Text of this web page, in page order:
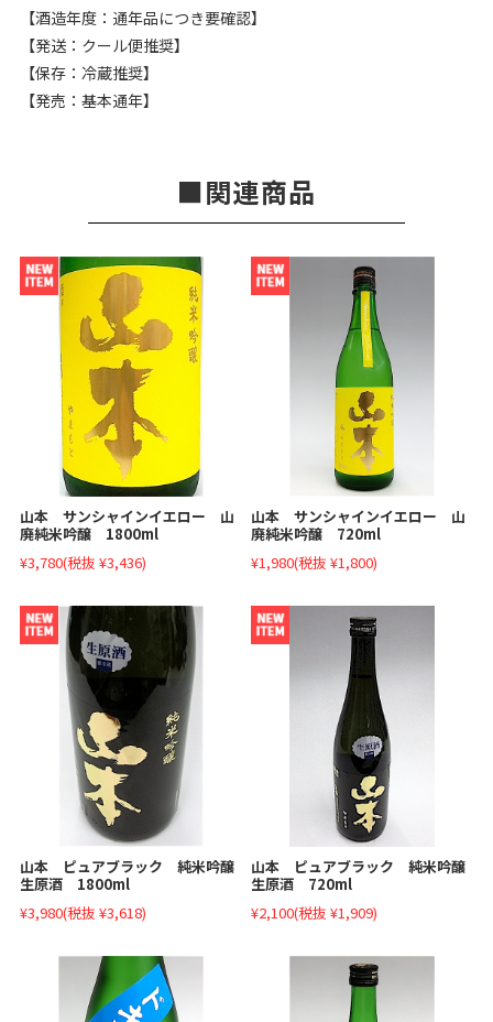
【酒造年度：通年品につき要確認】
【発送：クール便推奨】
【保存：冷蔵推奨】
【発売：基本通年】
関連商品
山本 サンシャインイエロー 山
廃純米吟醸 1800ml
¥3,780(税抜 ¥3,436)
山本 サンシャインイエロー 山
廃純米吟醸 720ml
¥1,980(税抜 ¥1,800)
山本 ピュアブラック 純米吟醸
生原酒 1800ml
¥3,980(税抜 ¥3,618)
山本 ピュアブラック 純米吟醸
生原酒 720ml
¥2,100(税抜 ¥1,909)